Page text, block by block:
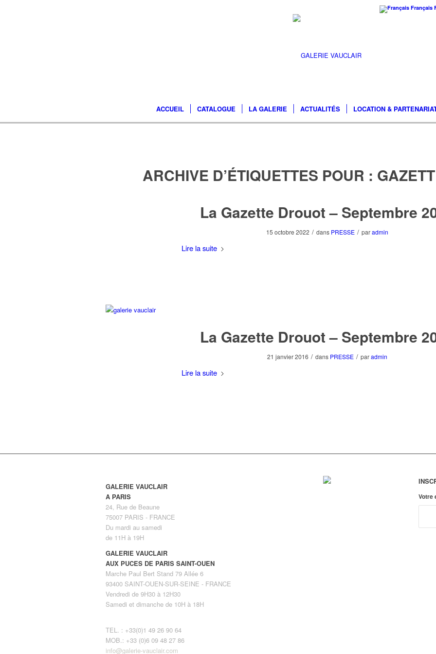
Français
ACCUEIL CATALOGUE LA GALERIE ACTUALITÉS LOCATION &
ARCHIVE D’ÉTIQUETTES POUR :
La Gazette Drouot – Septembre
15 octobre 2022 / dans PRESSE / paradmin
Lire la suite
La Gazette Drouot – Septembre
21 janvier 2016 / dans PRESSE / paradmin
Lire la suite
GALERIE VAUCLAIR
A PARIS
24, Rue de Beaune
75007 PARIS - FRANCE
Du mardi au samedi
de 11H à 19H
GALERIE VAUCLAIR
AUX PUCES DE PARIS SAINT-OUEN
Marche Paul Bert Stand 79 Allée 6
93400 SAINT-OUEN-SUR-SEINE - FRANCE
Vendredi de 9H30 à 12H30
Samedi et dimanche de 10H à 18H
TEL. : +33(0)1 49 26 90 64
MOB.: +33 (0)6 09 48 27 86
info@galerie-vauclair.com
Votre